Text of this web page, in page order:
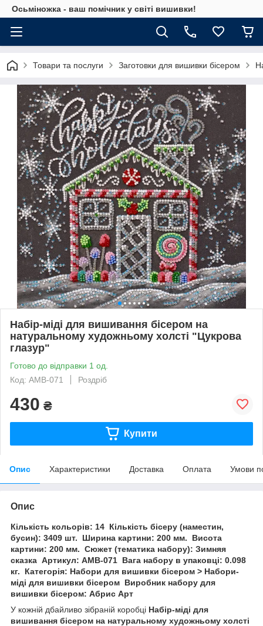
Осьміножка - ваш помічник у світі вишивки!
Товари та послуги Заготовки для вишивки бісером
Набір-міді для вишивання бісером на
натуральному художньому холсті "Цукрова
глазур"
Готово до відправки 1 од.
Код: AMB-071
Роздріб
430 ₴
Купити
Опис Характеристики Доставка Оплата Умови
Опис
Кількість кольорів: 14 Кількість бісеру (наместин,
бусин): 3409 шт.
Ширина картини: 200 мм.
Висота
картини: 200 мм. Сюжет (тематика набору): Зимняя
сказка Артикул: AMB-071 Вага набору в упаковці: 0.098
кг.
Категорія: Набори для вишивки бісером > Набори-
міді для вишивки бісером Виробник набору для
вишивки бісером: Абрис Арт
У кожній дбайливо зібраній коробці Набір-міді для
вишивання бісером на натуральному художньому холсті